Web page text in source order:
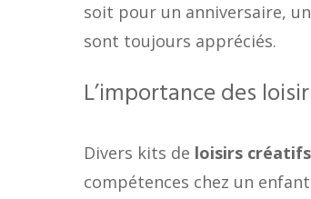
soit pour un anniversaire,
sont toujours appréciés.
L’importance des
Divers kits de loisirs créatifs
compétences chez un